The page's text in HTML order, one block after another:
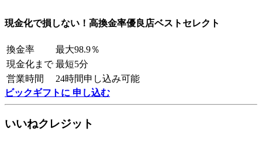
現金化で損しない！高換金率優良店ベストセレクト
換金率
最大98.9％
現金化まで 最短5分
営業時間
24時間申し込み可能
ビックギフトに 申し込む
いいねクレジット